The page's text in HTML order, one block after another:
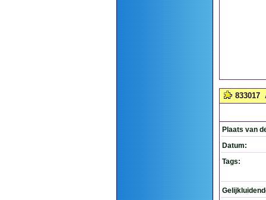
833017
Plaats van
Datum:
Tags: